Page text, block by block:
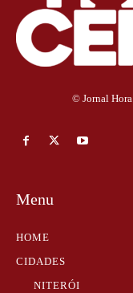
© Jornal Hora
Menu
HOME
CIDADES
NITERÓI